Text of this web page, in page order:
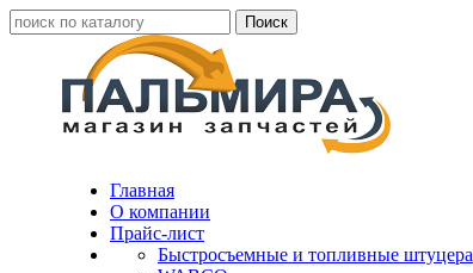
Главная
О компании
Прайс-лист
Быстросъемные и топливные штуцера